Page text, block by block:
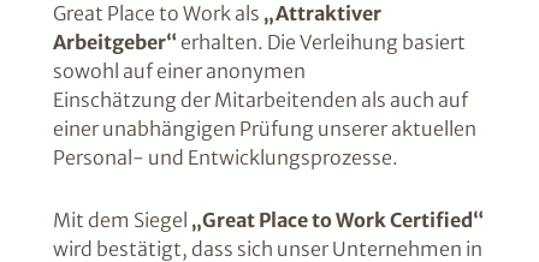
Great Place to Work als „Attraktiver
Arbeitgeber“erhalten. Die Verleihung basiert
sowohl auf einer anonymen
Einschätzung der Mitarbeitenden als auch auf
einer unabhängigen Prüfung unserer aktuellen
Personal- und Entwicklungsprozesse.
Mit dem Siegel „Great Place to Work Certified“
wird bestätigt, dass sich unser Unternehmen in